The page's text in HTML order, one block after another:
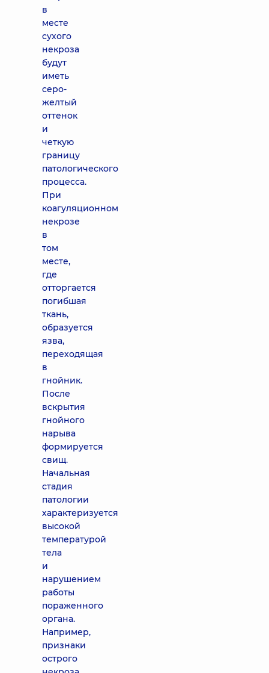
в
месте
сухого
некроза
будут
иметь
серо-
желтый
оттенок
и
четкую
границу
патологического
процесса.
При
коагуляционном
некрозе
в
том
месте,
где
отторгается
погибшая
ткань,
образуется
язва,
переходящая
в
гнойник.
После
вскрытия
гнойного
нарыва
формируется
свищ.
Начальная
стадия
патологии
характеризуется
высокой
температурой
тела
и
нарушением
работы
пораженного
органа.
Например,
признаки
острого